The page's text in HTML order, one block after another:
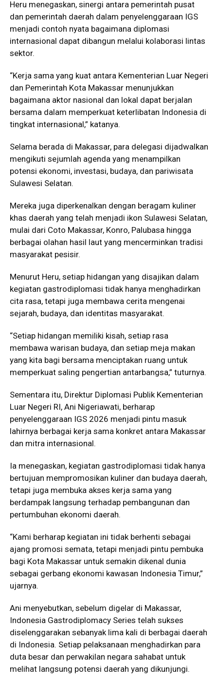
Heru menegaskan, sinergi antara pemerintah pusat
dan pemerintah daerah dalam penyelenggaraan IGS
menjadi contoh nyata bagaimana diplomasi
internasional dapat dibangun melalui kolaborasi lintas
sektor.
“Kerja sama yang kuat antara Kementerian Luar Negeri
dan Pemerintah Kota Makassar menunjukkan
bagaimana aktor nasional dan lokal dapat berjalan
bersama dalam memperkuat keterlibatan Indonesia di
tingkat internasional,” katanya.
Selama berada di Makassar, para delegasi dijadwalkan
mengikuti sejumlah agenda yang menampilkan
potensi ekonomi, investasi, budaya, dan pariwisata
Sulawesi Selatan.
Mereka juga diperkenalkan dengan beragam kuliner
khas daerah yang telah menjadi ikon Sulawesi Selatan,
mulai dari Coto Makassar, Konro, Palubasa hingga
berbagai olahan hasil laut yang mencerminkan tradisi
masyarakat pesisir.
Menurut Heru, setiap hidangan yang disajikan dalam
kegiatan gastrodiplomasi tidak hanya menghadirkan
cita rasa, tetapi juga membawa cerita mengenai
sejarah, budaya, dan identitas masyarakat.
“Setiap hidangan memiliki kisah, setiap rasa
membawa warisan budaya, dan setiap meja makan
yang kita bagi bersama menciptakan ruang untuk
memperkuat saling pengertian antarbangsa,” tuturnya.
Sementara itu, Direktur Diplomasi Publik Kementerian
Luar Negeri RI, Ani Nigeriawati, berharap
penyelenggaraan IGS 2026 menjadi pintu masuk
lahirnya berbagai kerja sama konkret antara Makassar
dan mitra internasional.
Ia menegaskan, kegiatan gastrodiplomasi tidak hanya
bertujuan mempromosikan kuliner dan budaya daerah,
tetapi juga membuka akses kerja sama yang
berdampak langsung terhadap pembangunan dan
pertumbuhan ekonomi daerah.
“Kami berharap kegiatan ini tidak berhenti sebagai
ajang promosi semata, tetapi menjadi pintu pembuka
bagi Kota Makassar untuk semakin dikenal dunia
sebagai gerbang ekonomi kawasan Indonesia Timur,”
ujarnya.
Ani menyebutkan, sebelum digelar di Makassar,
Indonesia Gastrodiplomacy Series telah sukses
diselenggarakan sebanyak lima kali di berbagai daerah
di Indonesia. Setiap pelaksanaan menghadirkan para
duta besar dan perwakilan negara sahabat untuk
melihat langsung potensi daerah yang dikunjungi.